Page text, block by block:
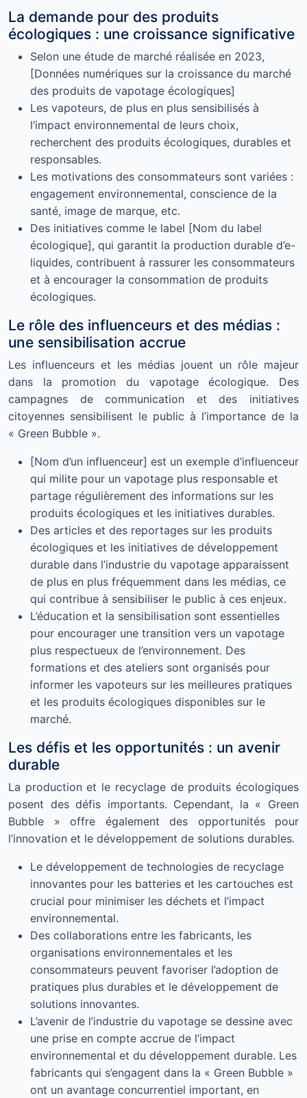
La demande pour des produits
écologiques : une croissance significative
Selon une étude de marché réalisée en 2023,
[Données numériques sur la croissance du marché
des produits de vapotage écologiques]
Les vapoteurs, de plus en plus sensibilisés à
l’impact environnemental de leurs choix,
recherchent des produits écologiques, durables et
responsables.
Les motivations des consommateurs sont variées :
engagement environnemental, conscience de la
santé, image de marque, etc.
Des initiatives comme le label [Nom du label
écologique], qui garantit la production durable d’e-
liquides, contribuent à rassurer les consommateurs
et à encourager la consommation de produits
écologiques.
Le rôle des influenceurs et des médias :
une sensibilisation accrue
Les influenceurs et les médias jouent un rôle majeur
dans la promotion du vapotage écologique. Des
campagnes de communication et des initiatives
citoyennes sensibilisent le public à l’importance de la
« Green Bubble ».
[Nom d’un influenceur] est un exemple d’influenceur
qui milite pour un vapotage plus responsable et
partage régulièrement des informations sur les
produits écologiques et les initiatives durables.
Des articles et des reportages sur les produits
écologiques et les initiatives de développement
durable dans l’industrie du vapotage apparaissent
de plus en plus fréquemment dans les médias, ce
qui contribue à sensibiliser le public à ces enjeux.
L’éducation et la sensibilisation sont essentielles
pour encourager une transition vers un vapotage
plus respectueux de l’environnement. Des
formations et des ateliers sont organisés pour
informer les vapoteurs sur les meilleures pratiques
et les produits écologiques disponibles sur le
marché.
Les défis et les opportunités : un avenir
durable
La production et le recyclage de produits écologiques
posent des défis importants. Cependant, la « Green
Bubble » offre également des opportunités pour
l’innovation et le développement de solutions durables.
Le développement de technologies de recyclage
innovantes pour les batteries et les cartouches est
crucial pour minimiser les déchets et l’impact
environnemental.
Des collaborations entre les fabricants, les
organisations environnementales et les
consommateurs peuvent favoriser l’adoption de
pratiques plus durables et le développement de
solutions innovantes.
L’avenir de l’industrie du vapotage se dessine avec
une prise en compte accrue de l’impact
environnemental et du développement durable. Les
fabricants qui s’engagent dans la « Green Bubble »
ont un avantage concurrentiel important, en